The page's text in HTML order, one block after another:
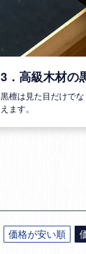
3．高級木材の
黒檀は見た目だけで
えます。
価格が安い順